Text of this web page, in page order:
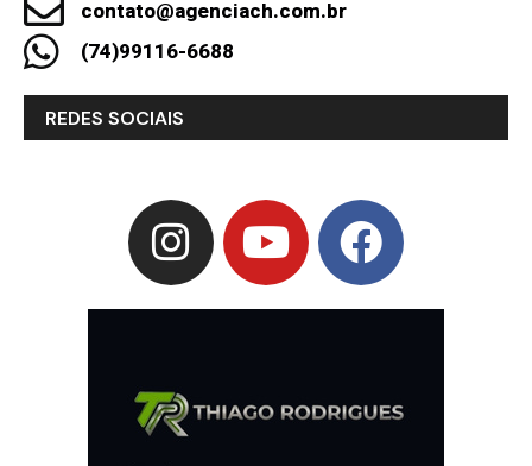
contato@agenciach.com.br
(74)99116-6688
REDES SOCIAIS